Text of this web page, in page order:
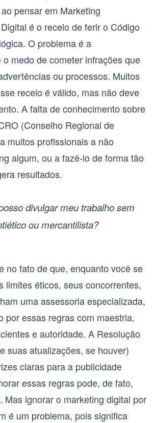
pensar em Marketing
é o receio de ferir o Código
O problema é a
medo de cometer infrações que
ou processos. Muitos
receio é válido, mas não deve
A falta de conhecimento sobre
(Conselho Regional de
muitos profissionais a não
algum, ou a fazê-lo de forma tão
resultados.
divulgar meu trabalho sem
ou mercantilista?
no fato de que, enquanto você se
limites éticos, seus concorrentes,
uma assessoria especializada,
por essas regras com maestria,
e autoridade. A Resolução
suas atualizações, se houver)
claras para a publicidade
essas regras pode, de fato,
Mas ignorar o marketing digital por
é um problema, pois significa